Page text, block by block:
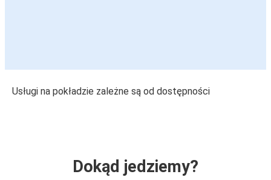
Usługi na pokładzie zależne są od dostępności
Dokąd jedziemy?